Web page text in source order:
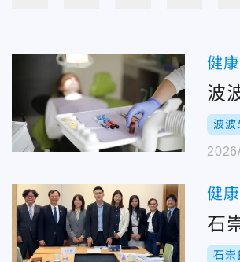
健康
波
波波
健康
石
石崇